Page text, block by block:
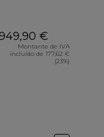
€
Montante de IVA
incluído de 177,62 €
(23%)